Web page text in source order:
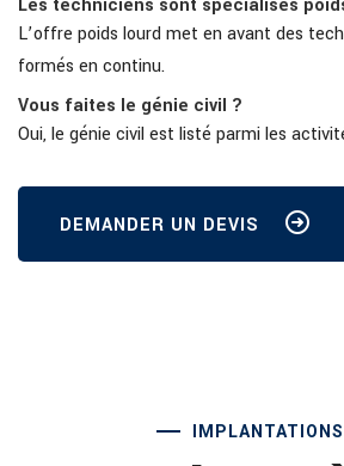
Les techniciens sont spécialisés
L’offre poids lourd met en avant des
formés en continu.
Vous faites le génie civil ?
Oui, le génie civil est listé parmi les
DEMANDER UN DEVIS
IMPLANTATIONS